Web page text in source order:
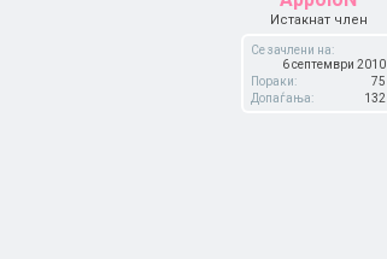
Истакнат член
Се зачлени на:
6 септември 2010
Пораки:
75
Допаѓања:
132